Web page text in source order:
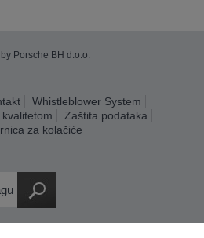
Porsche BH d.o.o.
Whistleblower System
Zaštita podataka
za kolačiće